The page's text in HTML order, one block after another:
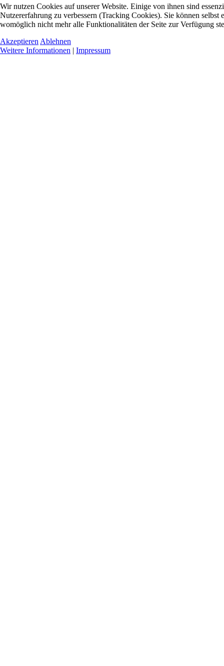
Wir nutzen Cookies auf unserer Website. Einige von ihnen sind
Nutzererfahrung zu verbessern (Tracking Cookies). Sie können
womöglich nicht mehr alle Funktionalitäten der Seite zur Verfügung
Akzeptieren Ablehnen
Weitere Informationen | Impressum